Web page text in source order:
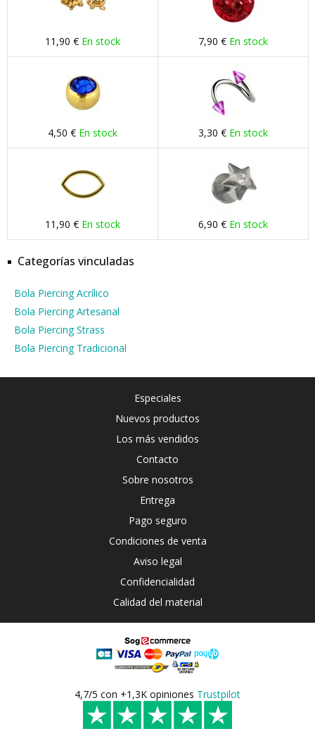
11,90 € En stock 7,90 € En stock
4,50 € En stock 3,30 € En stock
11,90 € En stock 6,90 € En stock
Categorías vinculadas
Bola Piercing Acrílico
Bola Piercing Artesanal
Bola Piercing Strass
Bola Piercing Tradicional
Especiales
Nuevos productos
Los más vendidos
Contacto
Sobre nosotros
Entrega
Pago seguro
Condiciones de venta
Aviso legal
Confidencialidad
Calidad del material
4,7/5 con +1,3K opiniones Trustpilot